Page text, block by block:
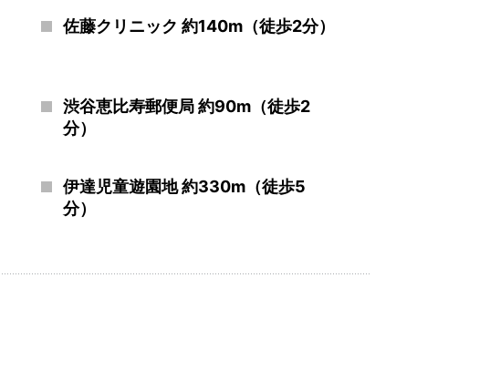
佐藤クリニック 約140m（徒歩2分）
渋谷恵比寿郵便局 約90m（徒歩2
分）
伊達児童遊園地 約330m（徒歩5
分）